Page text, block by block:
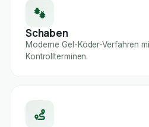
Schaben
Moderne Gel-Köder-Verfahren
Kontrollterminen.